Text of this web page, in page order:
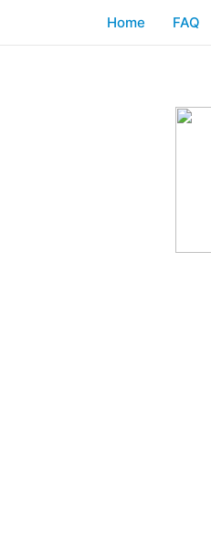
Home FAQ